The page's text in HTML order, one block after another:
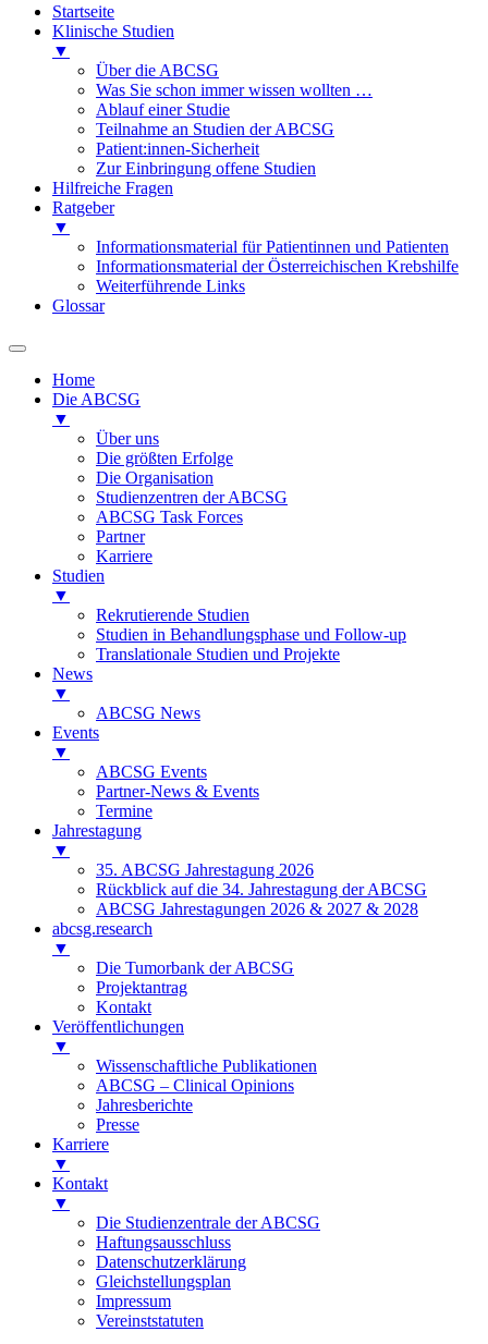
Startseite
Klinische Studien
▼
Über die ABCSG
Was Sie schon immer wissen wollten …
Ablauf einer Studie
Teilnahme an Studien der ABCSG
Patient:innen-Sicherheit
Zur Einbringung offene Studien
Hilfreiche Fragen
Ratgeber
▼
Informationsmaterial für Patientinnen und Patienten
Informationsmaterial der Österreichischen Krebshilfe
Weiterführende Links
Glossar
Home
Die ABCSG
▼
Über uns
Die größten Erfolge
Die Organisation
Studienzentren der ABCSG
ABCSG Task Forces
Partner
Karriere
Studien
▼
Rekrutierende Studien
Studien in Behandlungsphase und Follow-up
Translationale Studien und Projekte
News
▼
ABCSG News
Events
▼
ABCSG Events
Partner-News & Events
Termine
Jahrestagung
▼
35. ABCSG Jahrestagung 2026
Rückblick auf die 34. Jahrestagung der ABCSG
ABCSG Jahrestagungen 2026 & 2027 & 2028
abcsg.research
▼
Die Tumorbank der ABCSG
Projektantrag
Kontakt
Veröffentlichungen
▼
Wissenschaftliche Publikationen
ABCSG – Clinical Opinions
Jahresberichte
Presse
Karriere
▼
Kontakt
▼
Die Studienzentrale der ABCSG
Haftungsausschluss
Datenschutzerklärung
Gleichstellungsplan
Impressum
Vereinststatuten